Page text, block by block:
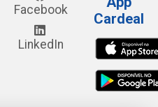
Facebook
LinkedIn
Cardeal